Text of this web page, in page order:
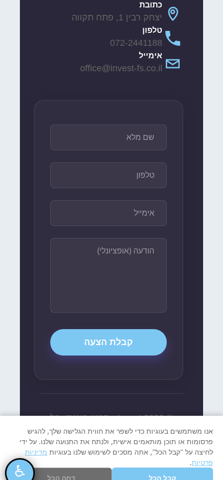
כתובת
יצחק רבין 1, פתח תקווה
טלפון
072-2441188
אימייל
office@invest-fs.co.il
קבלת הצעה
© 2026 Invest - תכנון פיננסי. כל
הזכויות שמורות.
אנו משתמשים בעוגיות כדי לשפר את חווית הגלישה שלך, להגיש
פרסומות או תוכן מותאמים אישית, ולנתח את התנועה שלנו. על ידי
לחיצה על "קבל הכל", אתה מסכים לשימוש שלנו בעוגיות מדיניות
פרטיות.
קבל הכל
דחה הכל ♿